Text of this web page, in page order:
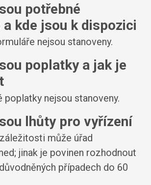
potřebné
kde jsou k dispozici
nejsou stanoveny.
poplatky a jak je
poplatky nejsou stanoveny.
lhůty pro vyřízení
může úřad
jinak je povinen rozhodnout
případech do 60